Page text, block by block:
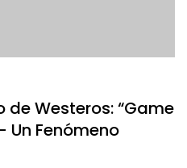
de Westeros: “Game
Un Fenómeno